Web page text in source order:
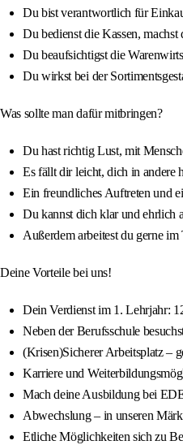
Du bist verantwortlich für
Du bedienst die Kassen,
Du beaufsichtigst die
Du wirkst bei der
Was sollte man dafür mitbringen?
Du hast richtig Lust, mit
Es fällt dir leicht, dich in andere
Ein freundliches Auftreten und
Du kannst dich klar und ehrlich
Außerdem arbeitest du gerne
Deine Vorteile bei uns!
Dein Verdienst im 1. Lehrjahr:
Neben der Berufsschule
(Krisen)Sicherer Arbeitsplatz –
Karriere und
Mach deine Ausbildung bei
Abwechslung – in unseren
Etliche Möglichkeiten sich zu